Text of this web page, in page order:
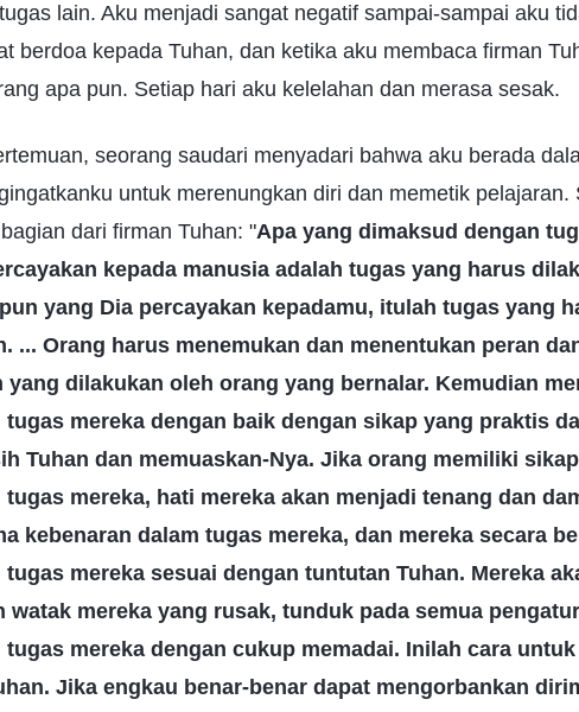
lain. Aku menjadi sangat negatif sampai-sampai aku
berdoa kepada Tuhan, dan ketika aku membaca firman
apa pun. Setiap hari aku kelelahan dan merasa sesak.
seorang saudari menyadari bahwa aku berada
untuk merenungkan diri dan memetik pelajaran.
dari firman Tuhan: "Apa yang dimaksud dengan
kepada manusia adalah tugas yang harus
yang Dia percayakan kepadamu, itulah tugas yang
... Orang harus menemukan dan menentukan peran
dilakukan oleh orang yang bernalar. Kemudian
tugas mereka dengan baik dengan sikap yang praktis
Tuhan dan memuaskan-Nya. Jika orang memiliki
tugas mereka, hati mereka akan menjadi tenang dan
kebenaran dalam tugas mereka, dan mereka secara
tugas mereka sesuai dengan tuntutan Tuhan. Mereka
watak mereka yang rusak, tunduk pada semua
tugas mereka dengan cukup memadai. Inilah cara
Jika engkau benar-benar dapat mengorbankan